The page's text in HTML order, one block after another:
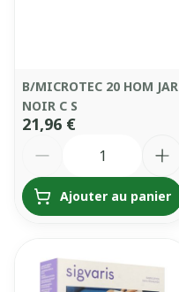
B/MICROTEC 20 HOM JAR
NOIR C S
21,96 €
Ajouter au panier